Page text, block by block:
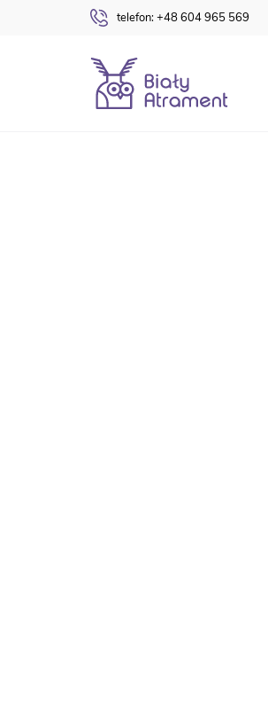
telefon: +48 604 965 569
Strona główna